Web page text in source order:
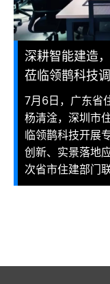
深耕智能建造
莅临领鹊科技
7月6日，广东省
杨清淦，深圳市
临领鹊科技开展
创新、实景落地
次省市住建部门